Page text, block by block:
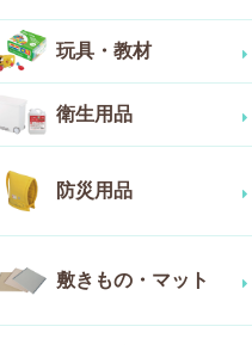
玩具・教材
衛生用品
防災用品
敷きもの・マット